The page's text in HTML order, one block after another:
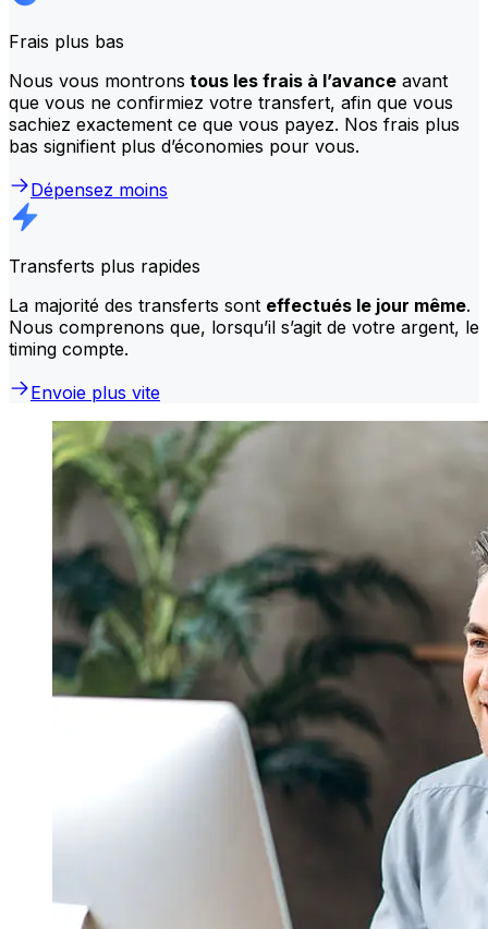
Frais plus bas
Nous vous montrons tous les frais à l’avance avant
que vous ne confirmiez votre transfert, afin que vous
sachiez exactement ce que vous payez. Nos frais plus
bas signifient plus d’économies pour vous.
Dépensez moins
Transferts plus rapides
La majorité des transferts sont effectués le jour même.
Nous comprenons que, lorsqu’il s’agit de votre argent, le
timing compte.
Envoie plus vite